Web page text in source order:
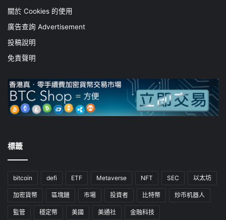
關於 Cookies 的使用
廣告查詢 Advertisement
投稿說明
免責聲明
標籤
bitcoin defi ETF Metaverse NFT SEC 以太坊
加密貨幣 區塊鏈 市場 投資者 比特幣 炒币机器人
監管 穩定幣 美國 美通社 金融科技